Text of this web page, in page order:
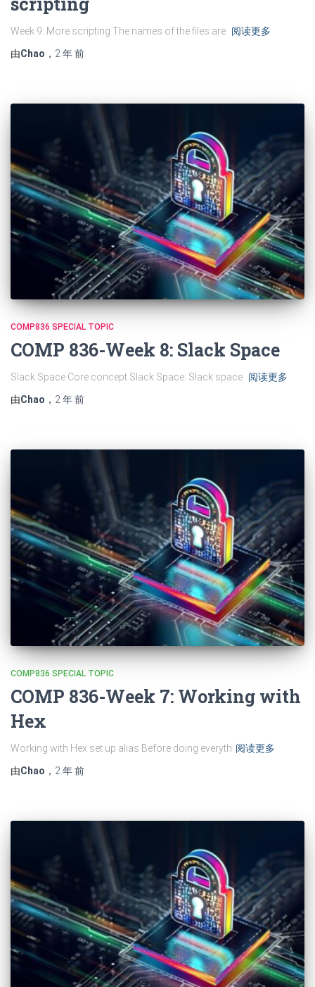
Week 9: More scripting The names of the files are 阅读更多
由Chao ， 2 年前
COMP836 SPECIAL TOPIC
COMP 836-Week 8: Slack Space
Slack Space Core concept Slack Space: Slack space 阅读更多
由Chao ， 2 年前
COMP836 SPECIAL TOPIC
COMP 836-Week 7: Working with
Hex
Working with Hex set up alias Before doing everyth 阅读更多
由Chao ， 2 年前